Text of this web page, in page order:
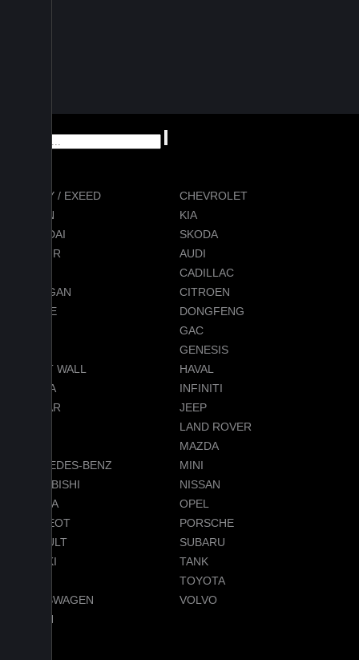
CHERY / EXEED
CHEVROLET
RAVON
KIA
HYUNDAI
SKODA
JETOUR
AUDI
CADILLAC
CHANGAN
CITROEN
DODGE
DONGFENG
GAC
GENESIS
GREAT WALL
HAVAL
HONDA
INFINITI
JAGUAR
JEEP
LAND ROVER
MAZDA
MERCEDES-BENZ
MINI
MITSUBISHI
NISSAN
OMODA
OPEL
PEUGEOT
PORSCHE
RENAULT
SUBARU
SUZUKI
TANK
TOYOTA
VOLKSWAGEN
VOLVO
VOYAH